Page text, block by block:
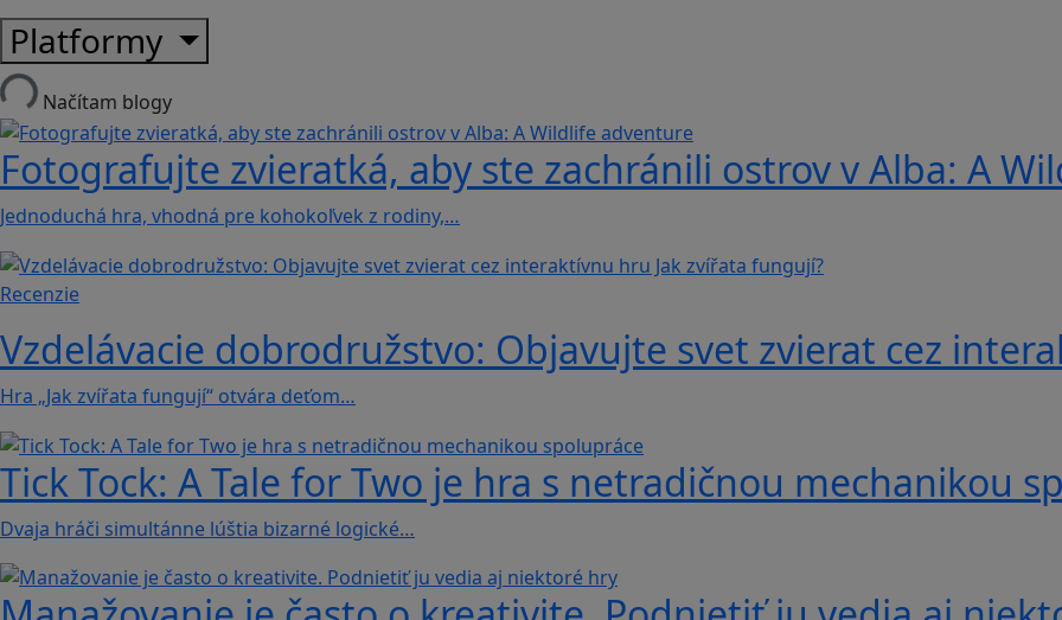
Platformy
Načítam blogy
Fotografujte zvieratká, aby ste zachránili ostrov v Alba: A
Jednoduchá hra, vhodná pre kohokoľvek z rodiny,…
Recenzie
Vzdelávacie dobrodružstvo: Objavujte svet zvierat cez
Hra „Jak zvířata fungují“ otvára deťom…
Tick Tock: A Tale for Tw‪o je hra s netradičnou mechanikou
Dvaja hráči simultánne lúštia bizarné logické…